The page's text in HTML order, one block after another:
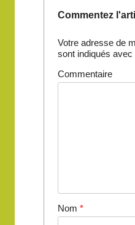
Commentez
Votre adresse de
sont indiqués avec
Commentaire
Nom *